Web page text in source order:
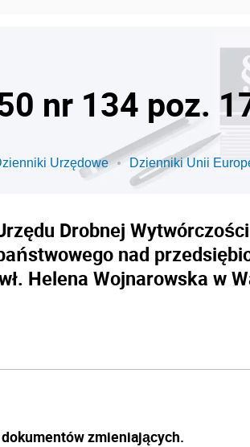
nr 134 poz.
Urzędowe Dzienniki Unii
Drobnej
nad
Helena Wojnarowska w
dokumentów zmieniających.